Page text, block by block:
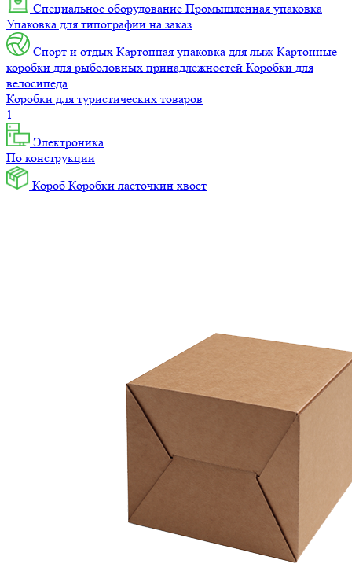
Специальное оборудование Промышленная упаковка
Упаковка для типографии на заказ
Спорт и отдых Картонная упаковка для лыж Картонные
коробки для рыболовных принадлежностей Коробки для
велосипеда
Коробки для туристических товаров
1
Электроника
По конструкции
Короб Коробки ласточкин хвост